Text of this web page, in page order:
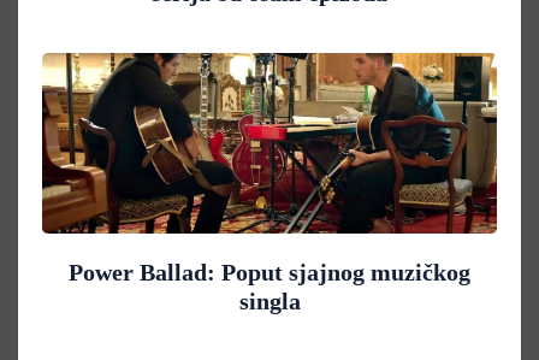
Power Ballad: Poput sjajnog muzičkog
singla